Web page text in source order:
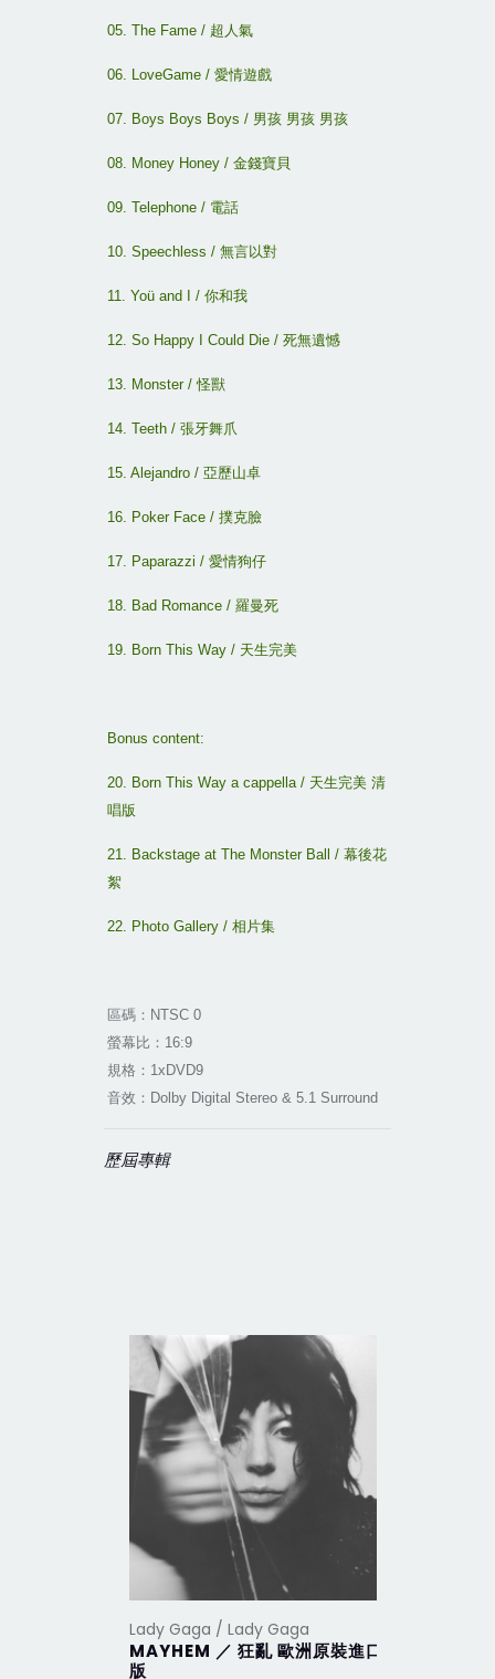
05. The Fame / 超人氣
06. LoveGame / 愛情遊戲
07. Boys Boys Boys / 男孩 男孩 男孩
08. Money Honey / 金錢寶貝
09. Telephone / 電話
10. Speechless / 無言以對
11. Yoü and I / 你和我
12. So Happy I Could Die / 死無遺憾
13. Monster /怪獸
14. Teeth / 張牙舞爪
15. Alejandro / 亞歷山卓
16. Poker Face / 撲克臉
17. Paparazzi / 愛情狗仔
18. Bad Romance / 羅曼死
19. Born This Way / 天生完美
Bonus content:
20. Born This Way a cappella / 天生完美 清
唱版
21. Backstage at The Monster Ball / 幕後花
絮
22. Photo Gallery / 相片集
區碼： NTSC 0
螢幕比： 16:9
規格： 1xDVD9
音效： Dolby Digital Stereo & 5.1 Surround
歷屆專輯
Lady Gaga / Lady Gaga
MAYHEM ／ 狂亂 歐洲原裝進口
版